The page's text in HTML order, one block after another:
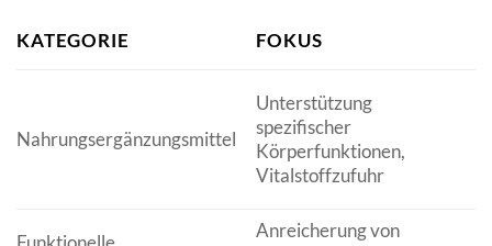
KATEGORIE FOKUS
Nahrungsergänzungsmittel
Unterstützung
spezifischer
Körperfunktionen,
Vitalstoffzufuhr
Anreicherung von